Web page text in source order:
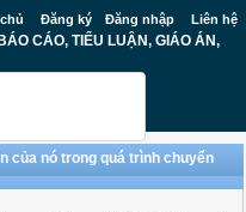
Đăng ký Đăng nhập Liên hệ
CÁO, TIỂU LUẬN, GIÁO ÁN,
của nó trong quá trình chuyển